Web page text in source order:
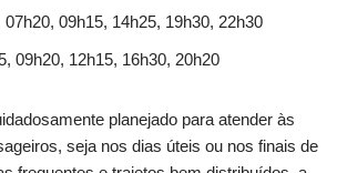
09h15, 14h25, 19h30, 22h30
09h20, 12h15, 16h30, 20h20
planejado para atender às
seja nos dias úteis ou nos finais de